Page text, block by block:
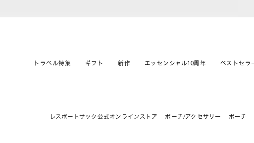
トラベル特集 ギフト 新作 エッセンシャル10周年 ベストセラ
レスポートサック公式オンラインストア ポーチ/アクセサリー ポーチ